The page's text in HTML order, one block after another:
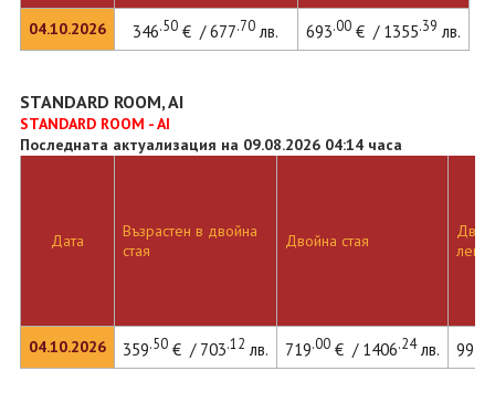
04.10.2026 346.50 € / 677.70 лв. 693.00€ / 1355.39 лв.
STANDARD ROOM, AI
STANDARD ROOM - AI
Последната актуализация на 09.08.2026 04:14 часа
Дата
04.10.2026
Възрастен в двойна
стая
Двойна стая
легло
359.50€ / 703.12 лв. 719.00€ / 1406.24лв. 993